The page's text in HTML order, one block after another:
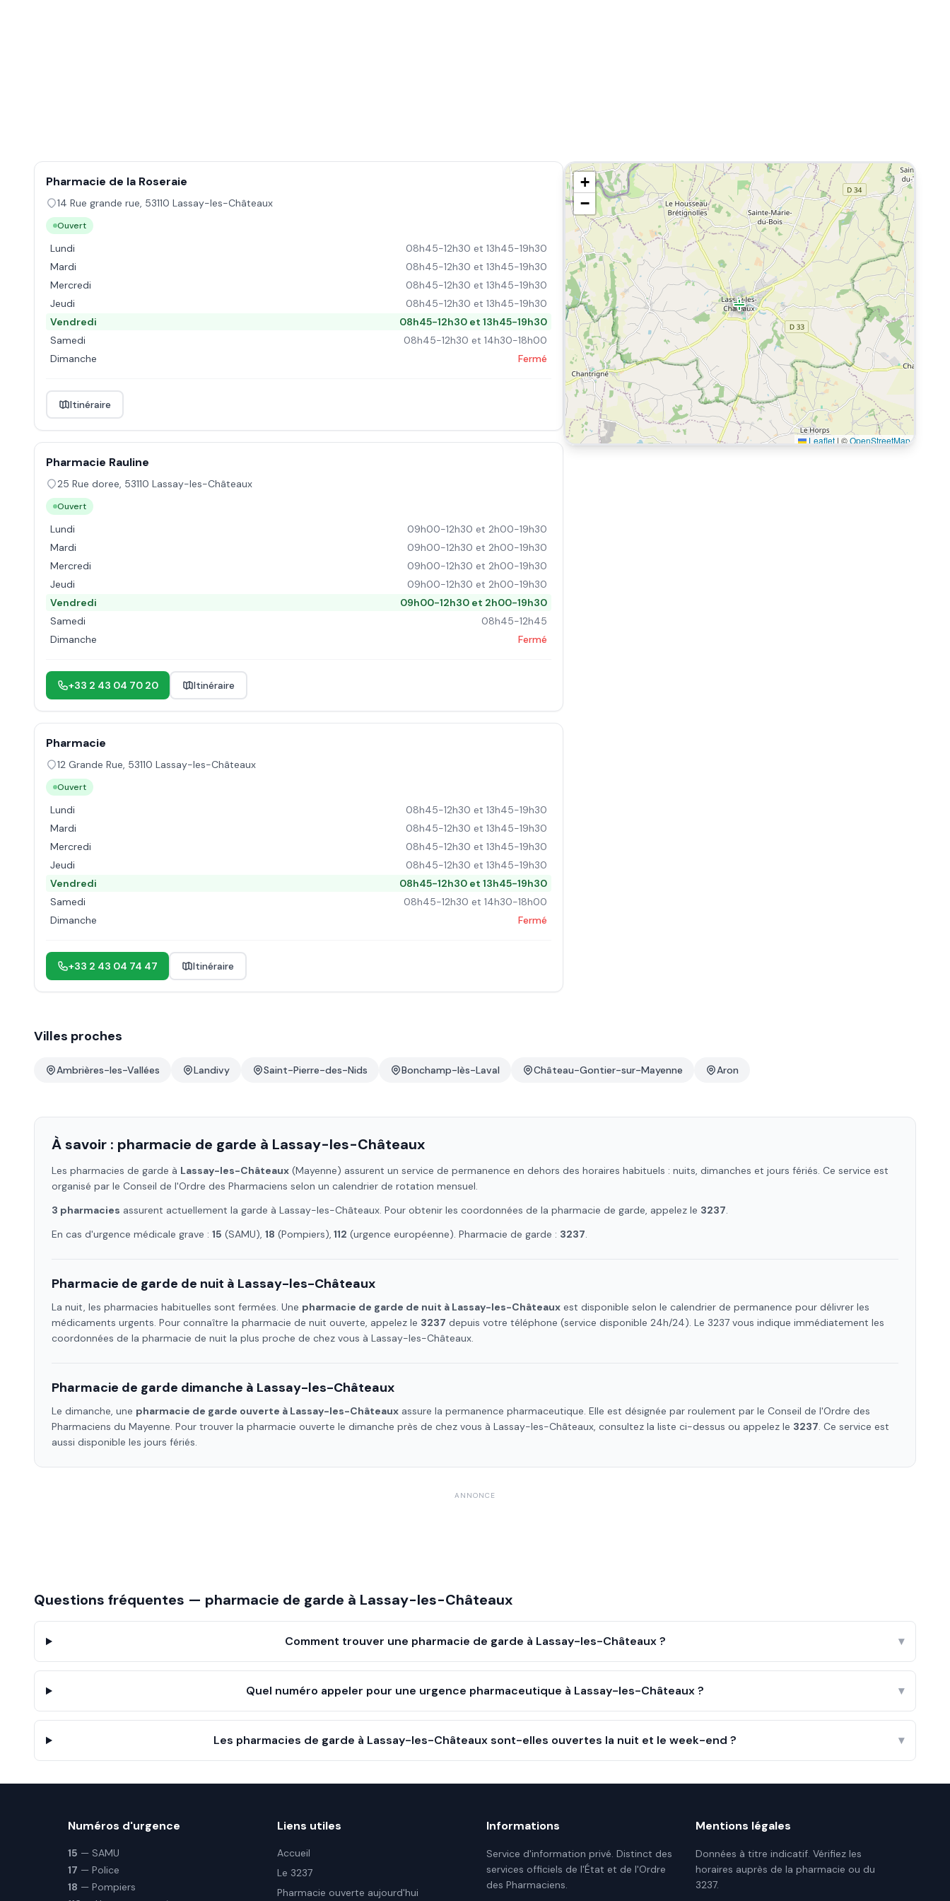
Pharmacie de la Roseraie
14 Rue grande rue, 53110 Lassay-les-Châteaux
Ouvert
Lundi
08h45-12h30 et 13h45-19h30
Mardi
08h45-12h30 et 13h45-19h30
Mercredi
08h45-12h30 et 13h45-19h30
Jeudi
08h45-12h30 et 13h45-19h30
Vendredi
08h45-12h30 et 13h45-19h30
Samedi
08h45-12h30 et 14h30-18h00
Dimanche
Fermé
Itinéraire
Pharmacie Rauline
25 Rue doree, 53110 Lassay-les-Châteaux
Ouvert
Lundi
09h00-12h30 et 2h00-19h30
Mardi
09h00-12h30 et 2h00-19h30
Mercredi
09h00-12h30 et 2h00-19h30
Jeudi
09h00-12h30 et 2h00-19h30
Vendredi
09h00-12h30 et 2h00-19h30
Samedi
08h45-12h45
Dimanche
Fermé
+33 2 43 04 70 20 Itinéraire
Pharmacie
12 Grande Rue, 53110 Lassay-les-Châteaux
Ouvert
Lundi
08h45-12h30 et 13h45-19h30
Mardi
08h45-12h30 et 13h45-19h30
Mercredi
08h45-12h30 et 13h45-19h30
Jeudi
08h45-12h30 et 13h45-19h30
Vendredi
08h45-12h30 et 13h45-19h30
Samedi
08h45-12h30 et 14h30-18h00
Dimanche
Fermé
+33 2 43 04 74 47 Itinéraire
+
−
Leaflet | ©OpenStreetMap
Villes proches
Ambrières-les-Vallées Landivy Saint-Pierre-des-Nids Bonchamp-lès-Laval Château-Gontier-sur-Mayenne Aron
À savoir : pharmacie de garde à Lassay-les-Châteaux
Les pharmacies de garde à Lassay-les-Châteaux (Mayenne) assurent un service de permanence en dehors des horaires habituels : nuits, dimanches et jours fériés. Ce service est
organisé par le Conseil de l'Ordre des Pharmaciens selon un calendrier de rotation mensuel.
3 pharmacies assurent actuellement la garde à Lassay-les-Châteaux. Pour obtenir les coordonnées de la pharmacie de garde, appelez le 3237.
En cas d'urgence médicale grave : 15 (SAMU), 18 (Pompiers), 112 (urgence européenne). Pharmacie de garde : 3237.
Pharmacie de garde de nuit à Lassay-les-Châteaux
La nuit, les pharmacies habituelles sont fermées. Une pharmacie de garde de nuit à Lassay-les-Châteaux est disponible selon le calendrier de permanence pour délivrer les
médicaments urgents. Pour connaître la pharmacie de nuit ouverte, appelez le 3237 depuis votre téléphone (service disponible 24h/24). Le 3237 vous indique immédiatement les
coordonnées de la pharmacie de nuit la plus proche de chez vous à Lassay-les-Châteaux.
Pharmacie de garde dimanche à Lassay-les-Châteaux
Le dimanche, une pharmacie de garde ouverte à Lassay-les-Châteaux assure la permanence pharmaceutique. Elle est désignée par roulement par le Conseil de l'Ordre des
Pharmaciens du Mayenne. Pour trouver la pharmacie ouverte le dimanche près de chez vous à Lassay-les-Châteaux, consultez la liste ci-dessus ou appelez le 3237. Ce service est
aussi disponible les jours fériés.
ANNONCE
Questions fréquentes — pharmacie de garde à Lassay-les-Châteaux
Comment trouver une pharmacie de garde à Lassay-les-Châteaux ? ▾
Quel numéro appeler pour une urgence pharmaceutique à Lassay-les-Châteaux ? ▾
Les pharmacies de garde à Lassay-les-Châteaux sont-elles ouvertes la nuit et le week-end ? ▾
Numéros d'urgence
15 — SAMU
17 — Police
18 — Pompiers
Liens utiles
Accueil
Le 3237
Pharmacie ouverte aujourd'hui
Informations
Service d'information privé. Distinct des
services officiels de l'État et de l'Ordre
des Pharmaciens.
Mentions légales
Données à titre indicatif. Vérifiez les
horaires auprès de la pharmacie ou du
3237.